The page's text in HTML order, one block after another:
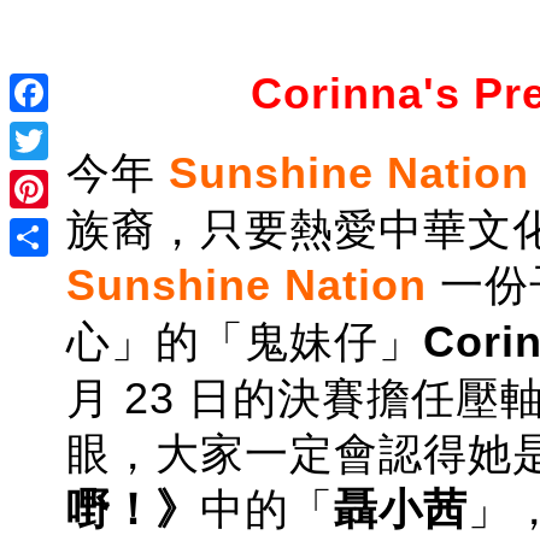
Facebook
Twitter
Pinterest
Corinna's
今年 Sunshine Nation
族裔，只要熱愛中華文
Sunshine Nation 一
心」的「鬼妹仔」
月 23 日的決賽擔任壓
眼，大家一定會認得她
嘢！》 中的「 聶小茜 」